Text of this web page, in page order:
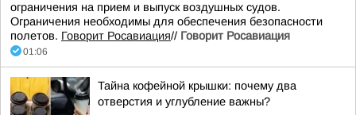
ограничения на прием и выпуск воздушных судов.
Ограничения необходимы для обеспечения безопасности
полетов. Говорит Росавиация// Говорит Росавиация
01:06
Тайна кофейной крышки: почему два
отверстия и углубление важны?